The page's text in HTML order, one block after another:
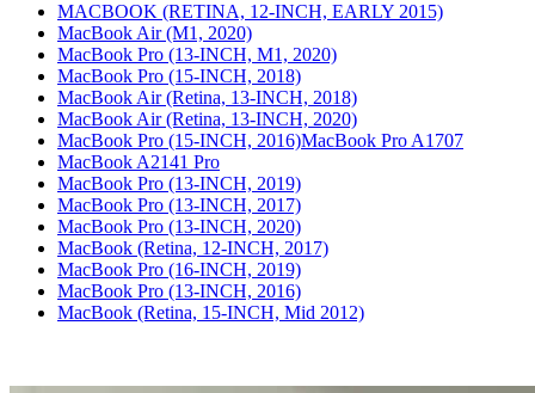
MACBOOK (RETINA, 12-INCH, EARLY 2015)
MacBook Air (M1, 2020)
MacBook Pro (13-INCH, M1, 2020)
MacBook Pro (15-INCH, 2018)
MacBook Air (Retina, 13-INCH, 2018)
MacBook Air (Retina, 13-INCH, 2020)
MacBook Pro (15-INCH, 2016)MacBook Pro A1707
MacBook A2141 Pro
MacBook Pro (13-INCH, 2019)
MacBook Pro (13-INCH, 2017)
MacBook Pro (13-INCH, 2020)
MacBook (Retina, 12-INCH, 2017)
MacBook Pro (16-INCH, 2019)
MacBook Pro (13-INCH, 2016)
MacBook (Retina, 15-INCH, Mid 2012)